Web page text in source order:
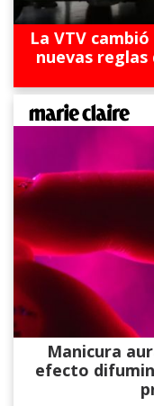
La VTV
nuevas
Manicura
efecto